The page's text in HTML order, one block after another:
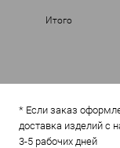
Итого
* Если заказ
доставка изделий с
3-5 рабочих дней